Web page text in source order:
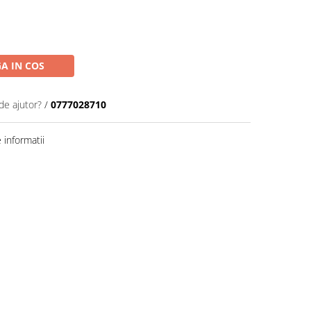
IN COS
ajutor? / 0777028710
informatii